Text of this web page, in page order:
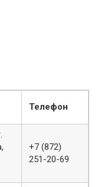
Телефон
+7 (872)
251-20-69